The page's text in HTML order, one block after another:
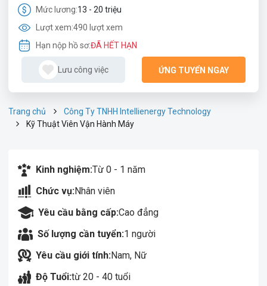
Mức lương:13 - 20 triệu
Lượt xem:490 lượt xem
Hạn nộp hồ sơ:ĐÃ HẾT HẠN
Lưu công việc ỨNG TUYỂN NGAY
Trang chủ
Công Ty TNHH Intellienergy Technology
Kỹ Thuật Viên Vận Hành Máy
Kinh nghiệm:Từ 0 - 1 năm
Chức vụ:Nhân viên
Yêu cầu bằng cấp:Cao đẳng
Số lượng cần tuyển:1 người
Yêu cầu giới tính:Nam, Nữ
Độ Tuổi:từ 20 - 40 tuổi